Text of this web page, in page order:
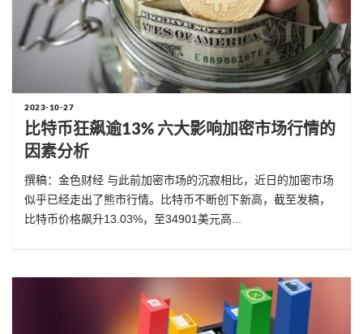
2023-10-27
比特币狂飙逾13% 六大影响加密市场行情的
因素分析
撰稿：金色财经 与此前加密市场的沉寂相比，近日的加密市场
似乎已经走出了熊市行情。比特币不断创下新高，截至发稿，
比特币价格飙升13.03%，至34901美元高...